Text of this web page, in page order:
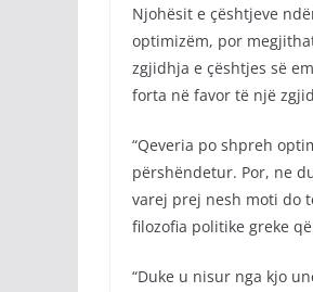
Njohësit e çështjeve
optimizëm, por
zgjidhja e çështjes së
forta në favor të një
“Qeveria po shpreh
përshëndetur. Por, ne
varej prej nesh moti do
filozofia politike greke
“Duke u nisur nga kjo